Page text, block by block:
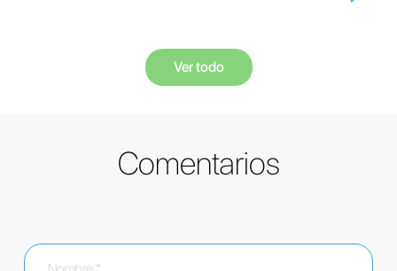
Ver todo
Comentarios